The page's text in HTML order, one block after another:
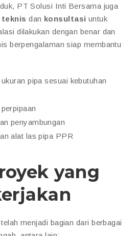
PT Solusi Inti Bersama juga
teknis dan konsultasi untuk
dilakukan dengan benar dan
berpengalaman siap membantu
pipa sesuai kebutuhan
penyambungan
alat las pipa PPR
yang
menjadi bagian dari berbagai